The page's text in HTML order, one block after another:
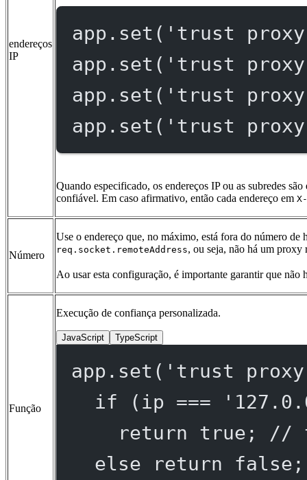
endereços
IP
app. set ( 'trust
app. set ( 'trust
app. set ( 'trust
app. set ( 'trust
Quando especificado, os endereços IP ou as subredes
confiável. Em caso afirmativo, então cada endereço em
Número
Use o endereço que, no máximo, está fora do número
req.socket.remoteAddress, ou seja, não há um proxy
Ao usar esta configuração, é importante garantir que
Função
Execução de confiança personalizada.
JavaScript TypeScript
app. set ( 'trust
if (ip ===
return
true ;
//
else
return false ;